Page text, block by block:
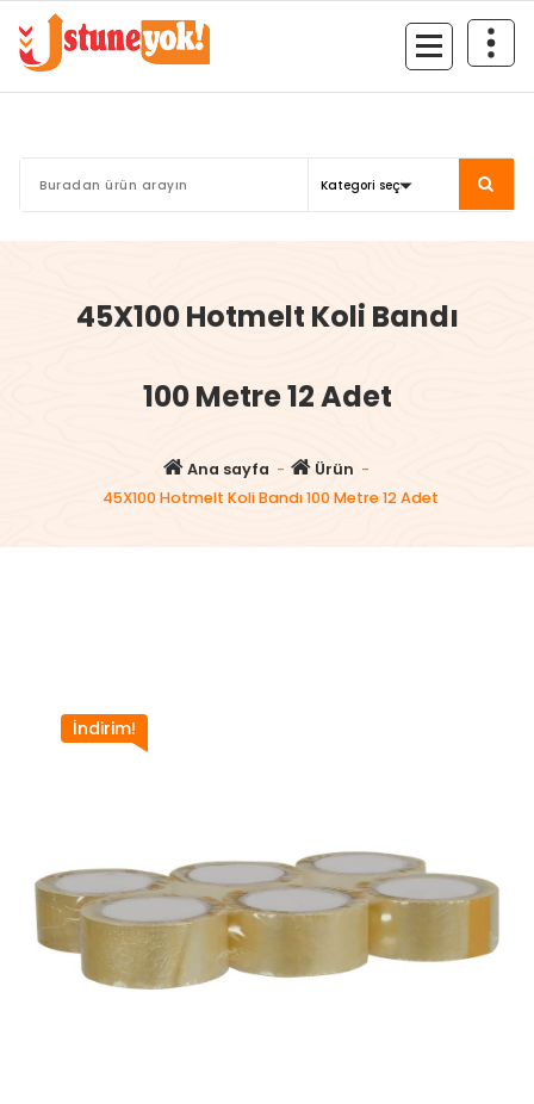
İçeriğe
geç
45X100 Hotmelt Koli Bandı
100 Metre 12 Adet
Ana sayfa - Ürün -
45X100 Hotmelt Koli Bandı 100 Metre 12 Adet
İndirim!